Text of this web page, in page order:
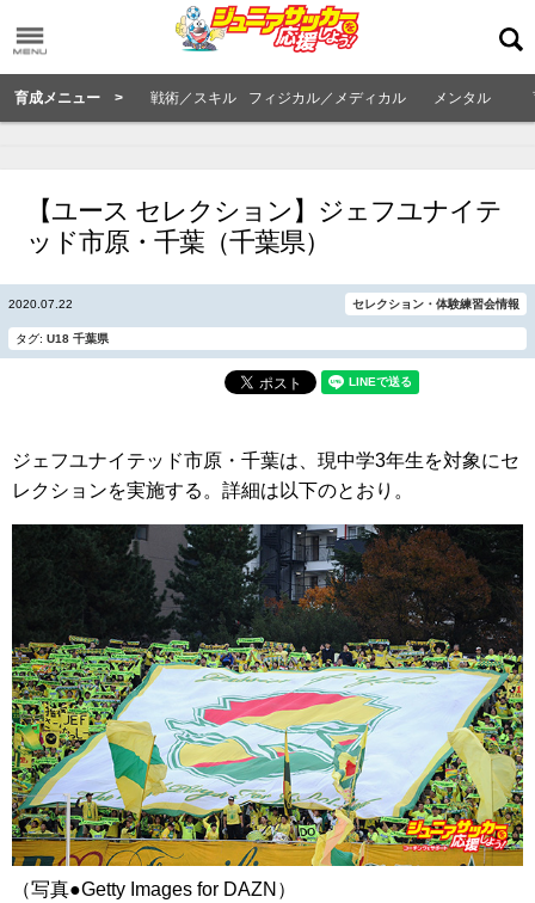
育成メニュー > 戦術／スキル フィジカル／メディカル メンタル
【ユース セレクション】ジェフユナイテ
ッド市原・千葉（千葉県）
2020.07.22 セレクション・体験練習会情報
タグ: U18 千葉県
ジェフユナイテッド市原・千葉は、現中学3年生を対象にセ
レクションを実施する。詳細は以下のとおり。
（写真●Getty Images for DAZN）